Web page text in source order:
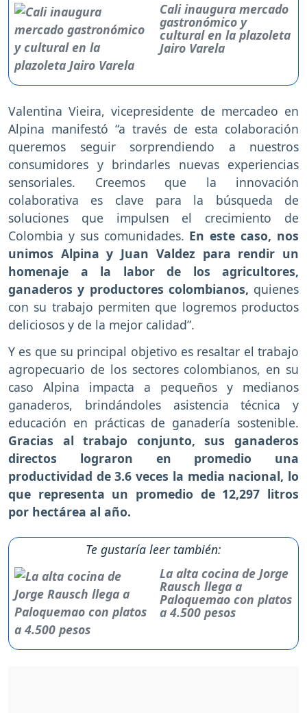
Cali inaugura mercado
gastronómico y
cultural en la plazoleta
Jairo Varela
Valentina Vieira, vicepresidente de mercadeo en
Alpina manifestó “a través de esta colaboración
queremos seguir sorprendiendo a nuestros
consumidores y brindarles nuevas experiencias
sensoriales. Creemos que la innovación
colaborativa es clave para la búsqueda de
soluciones que impulsen el crecimiento de
Colombia y sus comunidades. En este caso, nos
unimos Alpina y Juan Valdez para rendir un
homenaje a la labor de los agricultores,
ganaderos y productores colombianos, quienes
con su trabajo permiten que logremos productos
deliciosos y de la mejor calidad”.
Y es que su principal objetivo es resaltar el trabajo
agropecuario de los sectores colombianos, en su
caso Alpina impacta a pequeños y medianos
ganaderos, brindándoles asistencia técnica y
educación en prácticas de ganadería sostenible.
Gracias al trabajo conjunto, sus ganaderos
directos lograron en promedio una
productividad de 3.6 veces la media nacional, lo
que representa un promedio de 12,297 litros
por hectárea al año.
Te gustaría leer también:
La alta cocina de Jorge
Rausch llega a
Paloquemao con platos
a 4.500 pesos